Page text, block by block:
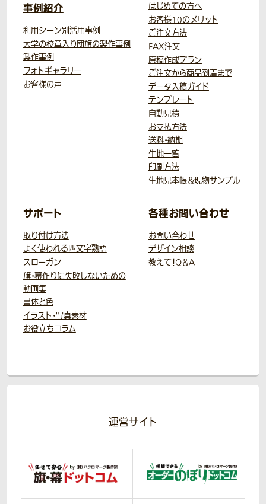
事例紹介
利用シーン別活用事例
大学の校章入り団旗の製作事例
製作事例
フォトギャラリー
お客様の声
はじめての方へ
お客様10のメリット
ご注文方法
FAX注文
原稿作成プラン
ご注文から商品到着まで
データ入稿ガイド
テンプレート
自動見積
お支払方法
送料・納期
生地一覧
印刷方法
生地見本帳＆現物サンプル
サポート
取り付け方法
よく使われる四文字熟語
スローガン
旗・幕作りに失敗しないための
動画集
書体と色
イラスト・写真素材
お役立ちコラム
各種お問い合わせ
お問い合わせ
デザイン相談
教えて！Q＆A
運営サイト